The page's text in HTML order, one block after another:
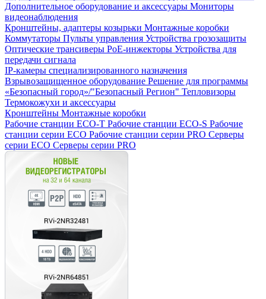
Дополнительное оборудование и аксессуары Мониторы
видеонаблюдения
Кронштейны, адаптеры козырьки Монтажные коробки
Коммутаторы Пульты управления Устройства грозозащиты
Оптические трансиверы PoE-инжекторы Устройства для
передачи сигнала
IP-камеры специализированного назначения
Взрывозащищенное оборудование Решение для программы
«Безопасный город»/"Безопасный Регион" Тепловизоры
Термокожухи и аксессуары
Кронштейны Монтажные коробки
Рабочие станции ECO-T Рабочие станции ECO-S Рабочие
станции серии ECO Рабочие станции серии PRO Серверы
серии ECO Серверы серии PRO